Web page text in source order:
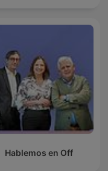
Hablemos en Off